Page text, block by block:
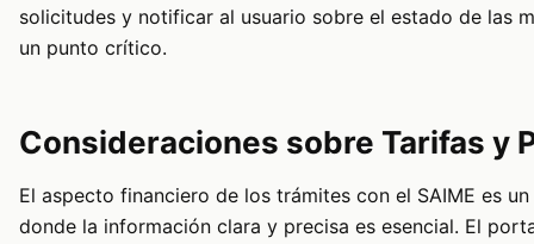
solicitudes y notificar al usuario sobre el estado de las
un punto crítico.
Consideraciones sobre Tarifas y
El aspecto financiero de los trámites con el SAIME es un
donde la información clara y precisa es esencial. El